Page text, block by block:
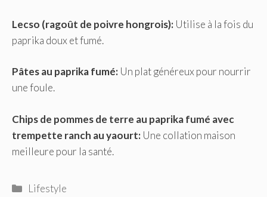
Lecso (ragoût de poivre hongrois): Utilise à la fois du
paprika doux et fumé.
Pâtes au paprika fumé: Un plat généreux pour nourrir
une foule.
Chips de pommes de terre au paprika fumé avec
trempette ranch au yaourt: Une collation maison
meilleure pour la santé.
Catégories
Lifestyle